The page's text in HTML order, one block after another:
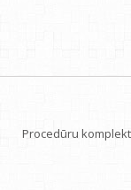
Procedūru